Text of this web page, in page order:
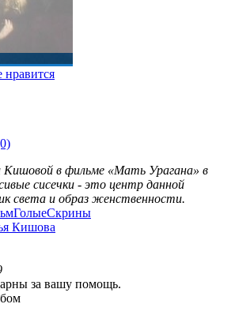
Кишовой в фильме «Мать Урагана» в
сисечки - это центр данной
света и образ женственности.
ГолыеСкрины
Кишова
за вашу помощь.